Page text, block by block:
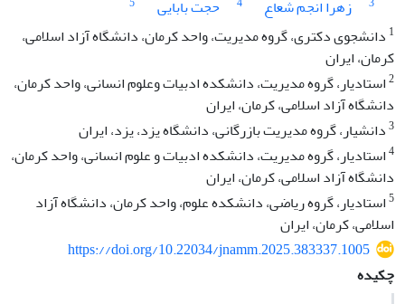
زهرا انجم شعاع حجت بابایی
1 دانشجوی دکتری، گروه مدیریت، واحد کرمان، دانشگاه آزاد اسلامی،
کرمان، ایران
2استادیار، گروه مدیریت، دانشکده ادبیات وعلوم انسانی، واحد کرمان،
دانشگاه آزاد اسلامی، کرمان، ایران
3دانشیار، گروه مدیریت بازرگانی، دانشگاه یزد، یزد، ایران
4استادیار، گروه مدیریت، دانشکده ادبیات و علوم انسانی، واحد کرمان،
دانشگاه آزاد اسلامی، کرمان، ایران
5استادیار، گروه ریاضی، دانشکده علوم، واحد کرمان، دانشگاه آزاد
اسلامی، کرمان، ایران
https://doi.org/10.22034/jnamm.2025.383337.1005
چکیده